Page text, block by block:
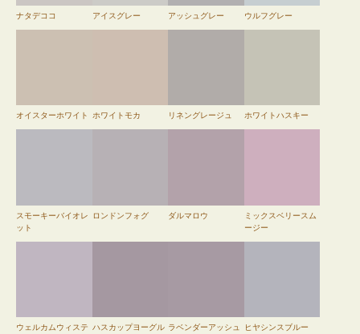
ナタデココ アイスグレー アッシュグレー ウルフグレー
オイスターホワイト ホワイトモカ リネングレージュ ホワイトハスキー
スモーキーバイオレ
ット
ロンドンフォグ ダルマロウ
ミックスベリースム
ージー
ウェルカムウィステ ハスカップヨーグル ラベンダーアッシュ ヒヤシンスブルー